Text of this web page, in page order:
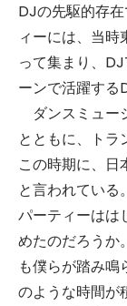
DJの先駆的存
ィーには、当
って集まり、
ーンで活躍する
ダンスミュー
とともに、トラ
この時期に、日
と言われている
パーティーはは
めたのだろうか
も僕らが踏み
のような時間が